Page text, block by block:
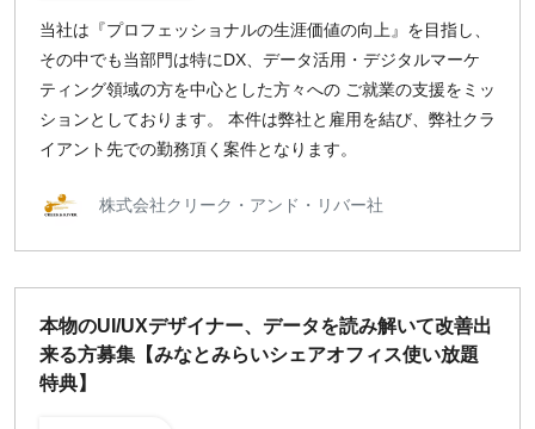
当社は『プロフェッショナルの生涯価値の向上』を目指し、
その中でも当部門は特にDX、データ活用・デジタルマーケ
ティング領域の方を中心とした方々への ご就業の支援をミッ
ションとしております。 本件は弊社と雇用を結び、弊社クラ
イアント先での勤務頂く案件となります。
株式会社クリーク・アンド・リバー社
本物のUI/UXデザイナー、データを読み解いて改善出
来る方募集【みなとみらいシェアオフィス使い放題
特典】